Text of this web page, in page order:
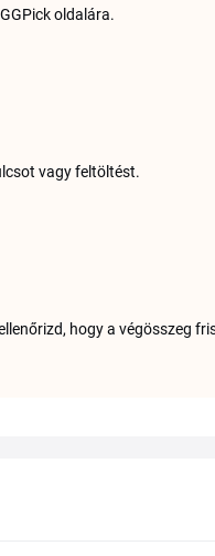
oldalára.
vagy feltöltést.
hogy a végösszeg